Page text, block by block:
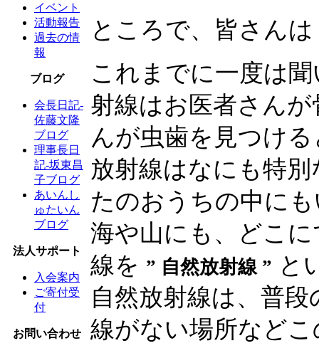
イベント
活動報告
過去の情
報
ブログ
会長日記-
佐藤文隆
ブログ
理事長日
記-坂東昌
子ブログ
あいんし
ゅたいん
ブログ
法人サポート
入会案内
ご寄付受
付
お問い合わせ
ところで、皆さんは
これまでに一度は
射線はお医者さん
んが虫歯を見つけ
放射線はなにも特
たのおうちの中に
海や山にも、どこ
線を ” 自然放射線 ” と
自然放射線は、普
線がない場所など